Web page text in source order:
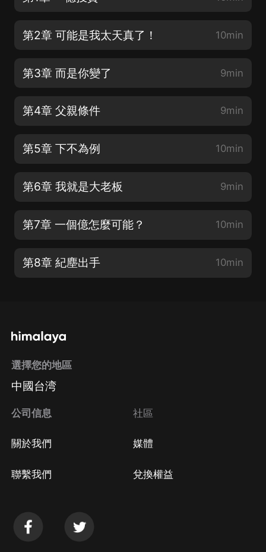
第2章 可能是我太天真了！ 10min
第3章 而是你變了 9min
第4章 父親條件 9min
第5章 下不為例 10min
第6章 我就是大老板 9min
第7章 一個億怎麼可能？ 10min
第8章 紀塵出手 10min
選擇您的地區
中國台湾
公司信息
關於我們
聯繫我們
社區
媒體
兌換權益